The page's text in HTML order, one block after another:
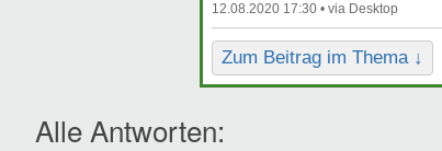
12.08.2020 17:30 •
Zum Beitrag im Thema ↓
Alle Antworten: